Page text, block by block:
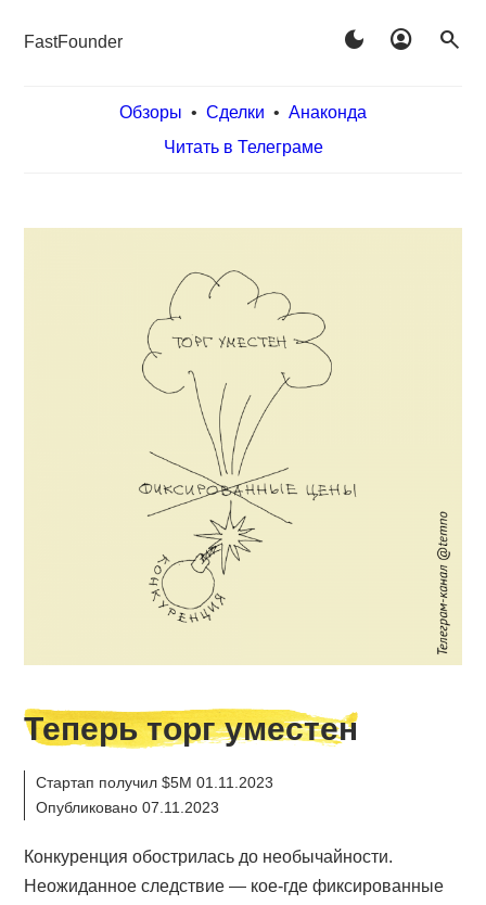
FastFounder dark_mode account_circle search
Обзоры • Сделки • Анаконда
Читать в Телеграме
Теперь торг уместен
Стартап получил $5M 01.11.2023
Опубликовано 07.11.2023
Конкуренция обострилась до необычайности.
Неожиданное следствие — кое-где фиксированные